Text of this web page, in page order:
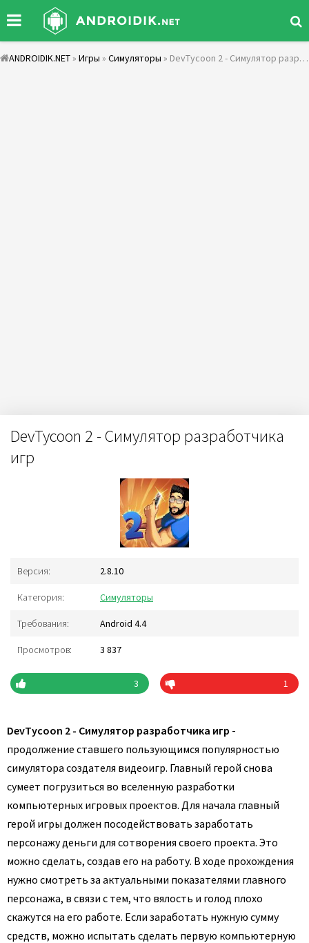
ANDROIDIK.NET » Игры » Симуляторы » DevTycoon 2 - Симулятор разработчика игр
DevTycoon 2 - Симулятор разработчика
игр
Версия: 2.8.10
Категория: Симуляторы
Требования: Android 4.4
Просмотров: 3 837
3 1
DevTycoon 2 - Симулятор разработчика игр -
продолжение ставшего пользующимся популярностью
симулятора создателя видеоигр. Главный герой снова
сумеет погрузиться во вселенную разработки
компьютерных игровых проектов. Для начала главный
герой игры должен посодействовать заработать
персонажу деньги для сотворения своего проекта. Это
можно сделать, создав его на работу. В ходе прохождения
нужно смотреть за актуальными показателями главного
персонажа, в связи с тем, что вялость и голод плохо
скажутся на его работе. Если заработать нужную сумму
средств, можно испытать сделать первую компьютерную